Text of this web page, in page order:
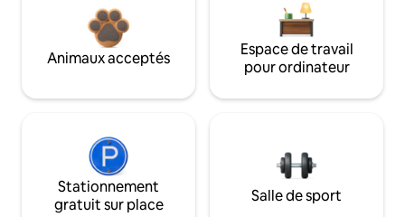
Animaux acceptés
Espace de travail
pour ordinateur
Stationnement
gratuit sur place
Salle de sport